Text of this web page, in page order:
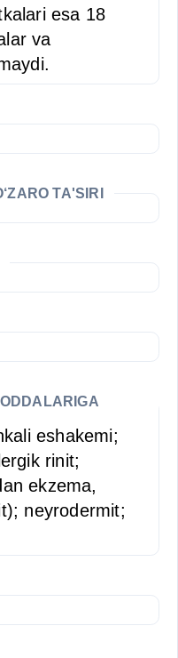
esa 18
va
TA'SIRI
eshakemi;
rinit;
ekzema,
neyrodermit;